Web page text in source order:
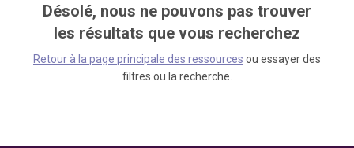
Désolé, nous ne pouvons pas trouver
les résultats que vous recherchez
Retour à la page principale des ressources ou essayer des
filtres ou la recherche.